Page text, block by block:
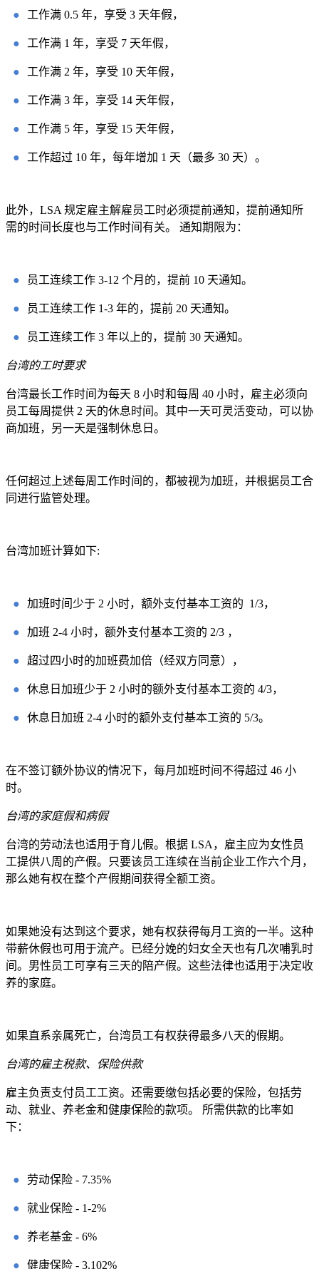
● 工作满 0.5 年，享受 3 天年假，
● 工作满 1 年，享受 7 天年假，
● 工作满 2 年，享受 10 天年假，
● 工作满 3 年，享受 14 天年假，
● 工作满 5 年，享受 15 天年假，
● 工作超过 10 年，每年增加 1 天（最多 30 天）。
此外，LSA 规定雇主解雇员工时必须提前通知，提前通知所
需的时间长度也与工作时间有关。 通知期限为：
● 员工连续工作 3-12 个月的，提前 10 天通知。
● 员工连续工作 1-3 年的，提前 20 天通知。
● 员工连续工作 3 年以上的，提前 30 天通知。
台湾的工时要求
台湾最长工作时间为每天 8 小时和每周 40 小时，雇主必须向
员工每周提供 2 天的休息时间。其中一天可灵活变动，可以协
商加班，另一天是强制休息日。
任何超过上述每周工作时间的，都被视为加班，并根据员工合
同进行监管处理。
台湾加班计算如下:
● 加班时间少于 2 小时，额外支付基本工资的 1/3，
● 加班 2-4 小时，额外支付基本工资的 2/3 ，
● 超过四小时的加班费加倍（经双方同意），
● 休息日加班少于 2 小时的额外支付基本工资的 4/3，
● 休息日加班 2-4 小时的额外支付基本工资的 5/3。
在不签订额外协议的情况下，每月加班时间不得超过 46 小
时。
台湾的家庭假和病假
台湾的劳动法也适用于育儿假。根据 LSA，雇主应为女性员
工提供八周的产假。只要该员工连续在当前企业工作六个月，
那么她有权在整个产假期间获得全额工资。
如果她没有达到这个要求，她有权获得每月工资的一半。这种
带薪休假也可用于流产。已经分娩的妇女全天也有几次哺乳时
间。男性员工可享有三天的陪产假。这些法律也适用于决定收
养的家庭。
如果直系亲属死亡，台湾员工有权获得最多八天的假期。
台湾的雇主税款、保险供款
雇主负责支付员工工资。还需要缴包括必要的保险，包括劳
动、就业、养老金和健康保险的款项。 所需供款的比率如
下：
● 劳动保险 - 7.35%
● 就业保险 - 1-2%
● 养老基金 - 6%
● 健康保险 - 3.102%